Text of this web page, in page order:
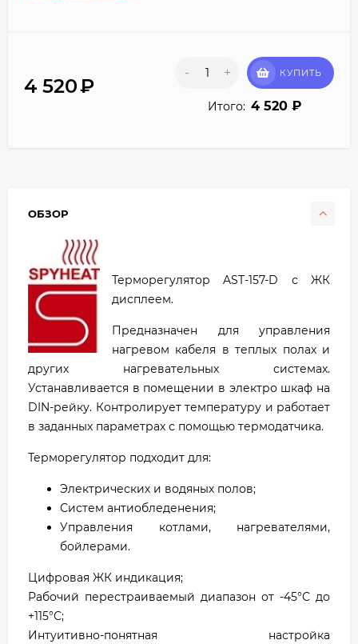
4 520₽
- + КУПИТЬ
Итого: 4 520 ₽
ОБЗОР
Терморегулятор AST-157-D с ЖК
дисплеем.
Предназначен для управления
нагревом кабеля в теплых полах и
других нагревательных системах.
Устанавливается в помещении в электро шкаф на
DIN-рейку. Контролирует температуру и работает
в заданных параметрах с помощью термодатчика.
Терморегулятор подходит для:
Электрических и водяных полов;
Систем антиобледенения;
Управления котлами, нагревателями,
бойлерами.
Цифровая ЖК индикация;
Рабочий перестраиваемый диапазон от -45°С до
+115°С;
Интуитивно-понятная настройка